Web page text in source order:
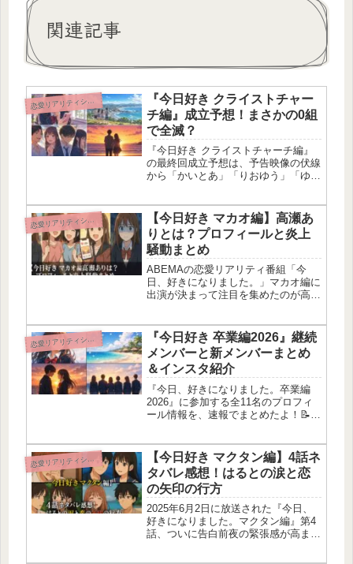
関連記事
恋
愛リアリティショー
『今日好き クライストチャー
チ編』成立予想！まさかの0組
で全滅？
『今日好き クライストチャーチ編』
の最終回成立予想は、予告映像の伏線
から「かいとあ」「りおゆう」「ゆま
サムネイル画像の男子メンバーの表情
や、0:44秒付近のゆうひの目線、...
恋
愛リアリティショー
【今日好き マカオ編】高瀬あ
りとは？プロフィールと炎上
騒動まとめ
ABEMAの恋愛リアリティ番組「今
日、好きになりました。」マカオ編に
出演が決まって注目を集めたのが高瀬
動の幅を広げてきて、SNSでも若い世
代から大人気なんだよね。でも同時
に...
恋
愛リアリティショー
『今日好き 卒業編2026』継続
メンバーと新メンバーまとめ
＆インスタ紹介
『今日、好きになりました。卒業編
2026』に参加する全11名のプロフィ
ール情報を、速報でまとめたよ！📝今
う）、葛西杏也菜（あやな）をはじ
め、直前のテグ編やチュンチョン編か
らの...
恋
愛リアリティショー
【今日好き マクタン編】4話ネ
タバレ感想！はるとの涙と恋
の矢印の行方
2025年6月2日に放送された『今日、
好きになりました。マクタン編』第4
話、ついに告白前夜の緊張感が高まり